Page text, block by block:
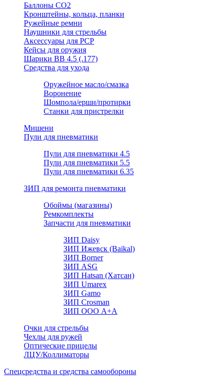
Баллоны СО2
Кронштейны, кольца, планки
Ружейные ремни
Наушники для стрельбы
Аксессуары для PCP
Кейсы для оружия
Шарики ВВ 4.5 (.177)
Средства для ухода
Оружейное масло/смазка
Воронение
Шомпола/ерши/протирки
Станки для пристрелки
Мишени
Пули для пневматики
Пули для пневматики 4.5
Пули для пневматики 5.5
Пули для пневматики 6.35
ЗИП для ремонта пневматики
Обоймы (магазины)
Ремкомплекты
Запчасти для пневматики
ЗИП Daisy
ЗИП Ижевск (Baikal)
ЗИП Borner
ЗИП ASG
ЗИП Hatsan (Хатсан)
ЗИП Umarex
ЗИП Gamo
ЗИП Crosman
ЗИП ООО А+А
Очки для стрельбы
Чехлы для ружей
Оптические прицелы
ЛЦУ/Коллиматоры
Спецсредства и средства самообороны